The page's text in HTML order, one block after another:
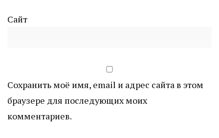
Сайт
Сохранить моё имя, email и адрес сайта в этом
браузере для последующих моих
комментариев.